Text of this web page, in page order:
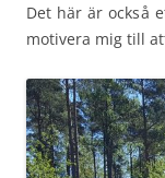
Det här är också
motivera mig till